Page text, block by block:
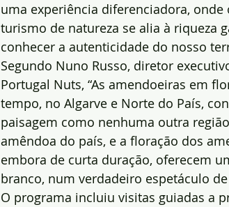
uma experiência diferenciadora, onde
turismo de natureza se alia à riqueza
conhecer a autenticidade do nosso
Segundo Nuno Russo, diretor
Portugal Nuts, “As amendoeiras em
tempo, no Algarve e Norte do País,
paisagem como nenhuma outra
amêndoa do país, e a floração dos
embora de curta duração, oferecem
branco, num verdadeiro espetáculo de
O programa incluiu visitas guiadas a